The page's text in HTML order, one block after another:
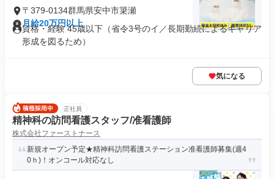
〒379-0134群馬県安中市簗瀬
月給20万円以上
資格・経験 45歳以下（省令3号のイ／長期勤続によるキャリア
形成を図るため）
気になる
正社員
精神科の訪問看護スタッフ/准看護師
株式会社ファーストナース
新規オープン予定★精神科訪問看護ステーション准看護師募集(週4
0ｈ)！オンコール対応なし